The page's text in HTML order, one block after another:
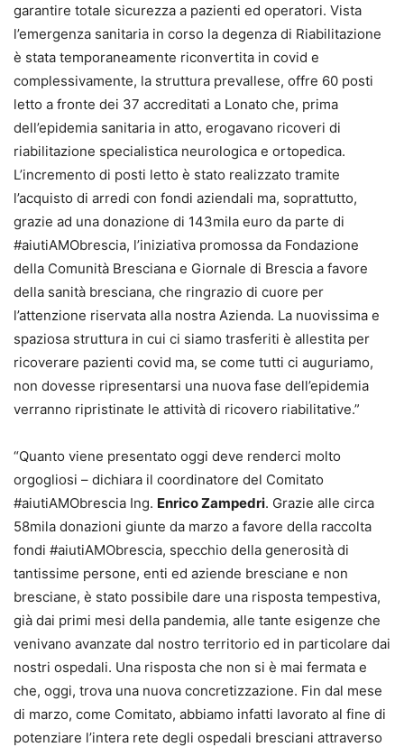
garantire totale sicurezza a pazienti ed operatori. Vista
l’emergenza sanitaria in corso la degenza di Riabilitazione
è stata temporaneamente riconvertita in covid e
complessivamente, la struttura prevallese, offre 60 posti
letto a fronte dei 37 accreditati a Lonato che, prima
dell’epidemia sanitaria in atto, erogavano ricoveri di
riabilitazione specialistica neurologica e ortopedica.
L’incremento di posti letto è stato realizzato tramite
l’acquisto di arredi con fondi aziendali ma, soprattutto,
grazie ad una donazione di 143mila euro da parte di
#aiutiAMObrescia, l’iniziativa promossa da Fondazione
della Comunità Bresciana e Giornale di Brescia a favore
della sanità bresciana, che ringrazio di cuore per
l’attenzione riservata alla nostra Azienda. La nuovissima e
spaziosa struttura in cui ci siamo trasferiti è allestita per
ricoverare pazienti covid ma, se come tutti ci auguriamo,
non dovesse ripresentarsi una nuova fase dell’epidemia
verranno ripristinate le attività di ricovero riabilitative.”
“Quanto viene presentato oggi deve renderci molto
orgogliosi – dichiara il coordinatore del Comitato
#aiutiAMObrescia Ing. Enrico Zampedri. Grazie alle circa
58mila donazioni giunte da marzo a favore della raccolta
fondi #aiutiAMObrescia, specchio della generosità di
tantissime persone, enti ed aziende bresciane e non
bresciane, è stato possibile dare una risposta tempestiva,
già dai primi mesi della pandemia, alle tante esigenze che
venivano avanzate dal nostro territorio ed in particolare dai
nostri ospedali. Una risposta che non si è mai fermata e
che, oggi, trova una nuova concretizzazione. Fin dal mese
di marzo, come Comitato, abbiamo infatti lavorato al fine di
potenziare l’intera rete degli ospedali bresciani attraverso